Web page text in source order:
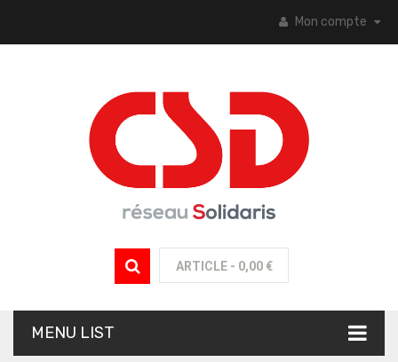
Mon compte
ARTICLE - 0,00 €
MENU LIST